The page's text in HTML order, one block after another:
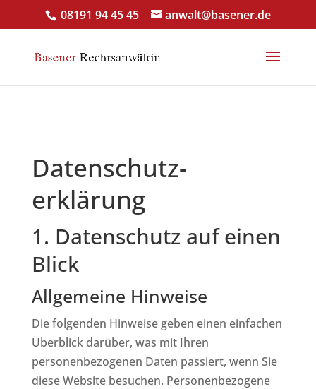
08191 94 45 45 anwalt@basener.de
Datenschutz­
erklärung
1. Datenschutz auf einen
Blick
Allgemeine Hinweise
Die folgenden Hinweise geben einen einfachen
Überblick darüber, was mit Ihren
personenbezogenen Daten passiert, wenn Sie
diese Website besuchen. Personenbezogene